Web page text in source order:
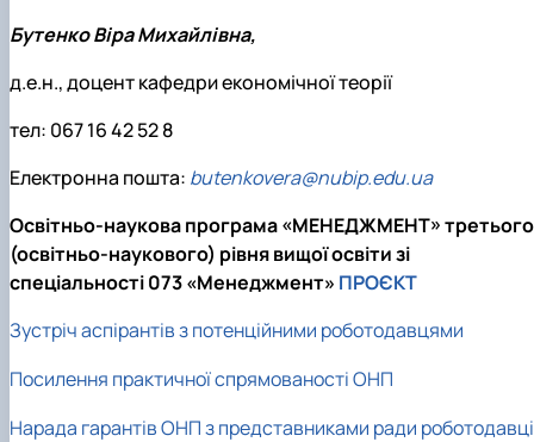
Бутенко Віра Михайлівна,
д.е.н., доцент кафедри економічної теорії
тел: 067 16 42 52 8
Електронна пошта: butenkovera@nubip.edu.ua
Освітньо-наукова програма «МЕНЕДЖМЕНТ» третього
(освітньо-наукового) рівня вищої освіти зі
спеціальності 073 «Менеджмент» ПРОЄКТ
Зустріч аспірантів з потенційними роботодавцями
Посилення практичної спрямованості ОНП
Нарада гарантів ОНП з представниками ради роботодавці